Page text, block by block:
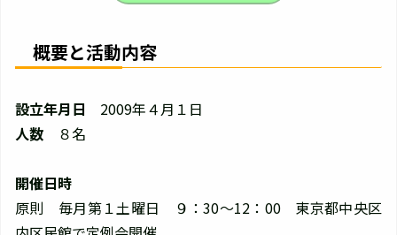
概要と活動内容
設立年月日 2009年４月１日
人数 ８名
開催日時
原則 毎月第１土曜日 ９：30～12：00 東京都中央区